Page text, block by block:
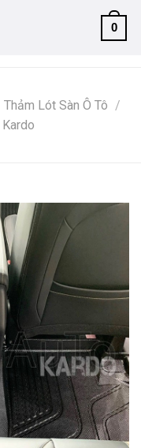
0
Thảm Lót Sàn Ô Tô /